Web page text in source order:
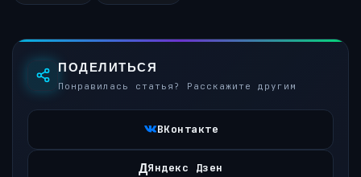
ПОДЕЛИТЬСЯ
Понравилась статья? Расскажите другим
ВКонтакте
ДЯндекс Дзен